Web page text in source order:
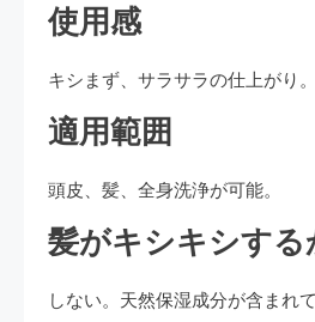
使用感
キシまず、サラサラの仕上がり。
適用範囲
頭皮、髪、全身洗浄が可能。
髪がキシキシする
しない。天然保湿成分が含まれ